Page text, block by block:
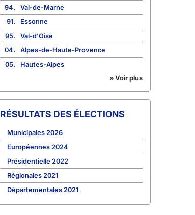
94.
Val-de-Marne
91.
Essonne
95.
Val-d'Oise
04.
Alpes-de-Haute-Provence
05.
Hautes-Alpes
» Voir plus
RÉSULTATS DES ÉLECTIONS
Municipales 2026
Européennes 2024
Présidentielle 2022
Régionales 2021
Départementales 2021